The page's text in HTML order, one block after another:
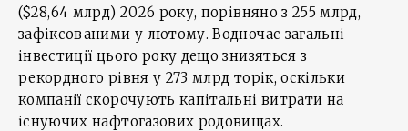
($28,64 млрд) 2026 року, порівняно з 255 млрд,
зафіксованими у лютому. Водночас загальні
інвестиції цього року дещо знизяться з
рекордного рівня у 273 млрд торік, оскільки
компанії скорочують капітальні витрати на
існуючих нафтогазових родовищах.